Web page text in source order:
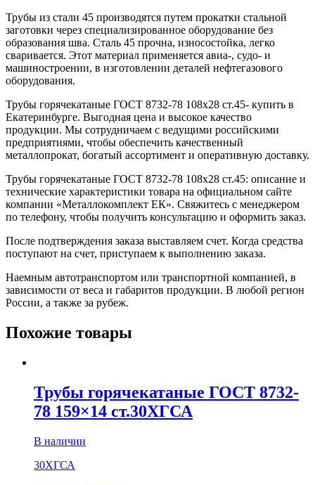
Трубы из стали 45 производятся путем прокатки стальной
заготовки через специализированное оборудование без
образования шва. Сталь 45 прочна, износостойка, легко
сваривается. Этот материал применяется авиа-, судо- и
машиностроении, в изготовлении деталей нефтегазового
оборудования.
Трубы горячекатаные ГОСТ 8732-78 108x28 ст.45- купить в
Екатеринбурге. Выгодная цена и высокое качество
продукции. Мы сотрудничаем с ведущими российскими
предприятиями, чтобы обеспечить качественный
металлопрокат, богатый ассортимент и оперативную доставку.
Трубы горячекатаные ГОСТ 8732-78 108x28 ст.45: описание и
технические характеристики товара на официальном сайте
компании «Металлокомплект ЕК». Свяжитесь с менеджером
по телефону, чтобы получить консультацию и оформить заказ.
После подтверждения заказа выставляем счет. Когда средства
поступают на счет, приступаем к выполнению заказа.
Наемным автотранспортом или транспортной компанией, в
зависимости от веса и габаритов продукции. В любой регион
России, а также за рубеж.
Похожие товары
Трубы горячекатаные ГОСТ 8732-
78 159×14 ст.30ХГСА
В наличии
30ХГСА